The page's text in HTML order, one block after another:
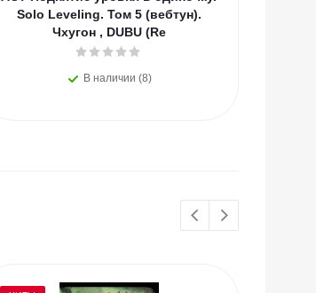
Solo Leveling. Том 5 (вебтун).
Чхугон , DUBU (Re
В наличии (8)